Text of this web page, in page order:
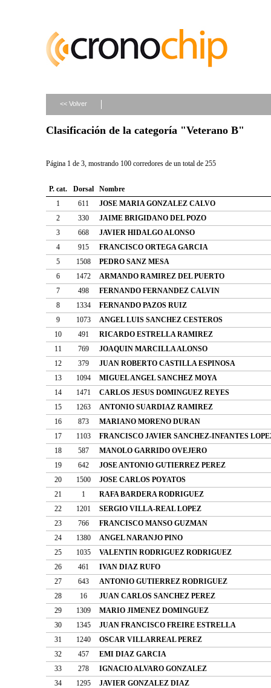
<< Volver
Clasificación de la categoría "Veterano B"
Página 1 de 3, mostrando 100 corredores de un total de 255
P. cat. Dorsal
Nombre
1
611
JOSE MARIA GONZALEZ CALVO
2
330
JAIME BRIGIDANO DEL POZO
3
668
JAVIER HIDALGO ALONSO
4
915
FRANCISCO ORTEGA GARCIA
5
1508
PEDRO SANZ MESA
6
1472
ARMANDO RAMIREZ DEL PUERTO
7
498
FERNANDO FERNANDEZ CALVIN
8
1334
FERNANDO PAZOS RUIZ
9
1073
ANGEL LUIS SANCHEZ CESTEROS
10
491
RICARDO ESTRELLA RAMIREZ
11
769
JOAQUIN MARCILLA ALONSO
12
379
JUAN ROBERTO CASTILLA ESPINOSA
13
1094
MIGUEL ANGEL SANCHEZ MOYA
14
1471
CARLOS JESUS DOMINGUEZ REYES
15
1263
ANTONIO SUARDIAZ RAMIREZ
16
873
MARIANO MORENO DURAN
17
1103
FRANCISCO JAVIER SANCHEZ-INFANTES
18
587
MANOLO GARRIDO OVEJERO
19
642
JOSE ANTONIO GUTIERREZ PEREZ
20
1500
JOSE CARLOS POYATOS
21
1
RAFA BARDERA RODRIGUEZ
22
1201
SERGIO VILLA-REAL LOPEZ
23
766
FRANCISCO MANSO GUZMAN
24
1380
ANGEL NARANJO PINO
25
1035
VALENTIN RODRIGUEZ RODRIGUEZ
26
461
IVAN DIAZ RUFO
27
643
ANTONIO GUTIERREZ RODRIGUEZ
28
16
JUAN CARLOS SANCHEZ PEREZ
29
1309
MARIO JIMENEZ DOMINGUEZ
30
1345
JUAN FRANCISCO FREIRE ESTRELLA
31
1240
OSCAR VILLARREAL PEREZ
32
457
EMI DIAZ GARCIA
33
278
IGNACIO ALVARO GONZALEZ
34
1295
JAVIER GONZALEZ DIAZ